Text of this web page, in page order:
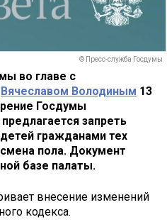
© Пресс-служба Госдумы
во главе с
Вячеславом Володиным 13
Госдумы
запреть
гражданами тех
пола. Документ
базе палаты.
внесение изменений
кодекса.